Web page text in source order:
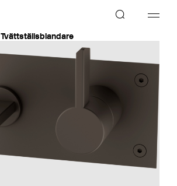
Tvättställsblandare